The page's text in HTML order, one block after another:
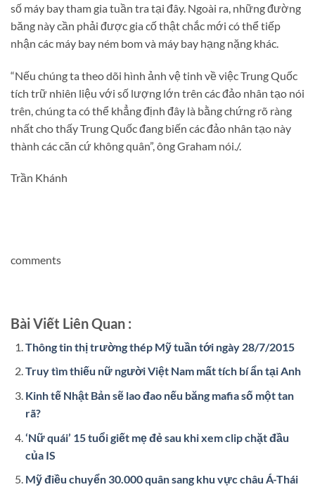
số máy bay tham gia tuần tra tại đây. Ngoài ra, những đường
băng này cần phải được gia cố thật chắc mới có thể tiếp
nhận các máy bay ném bom và máy bay hạng nặng khác.
“Nếu chúng ta theo dõi hình ảnh vệ tinh về việc Trung Quốc
tích trữ nhiên liệu với số lượng lớn trên các đảo nhân tạo nói
trên, chúng ta có thể khẳng định đây là bằng chứng rõ ràng
nhất cho thấy Trung Quốc đang biến các đảo nhân tạo này
thành các căn cứ không quân”, ông Graham nói./.
Trần Khánh
comments
Bài Viết Liên Quan :
Thông tin thị trường thép Mỹ tuần tới ngày 28/7/2015
Truy tìm thiếu nữ người Việt Nam mất tích bí ẩn tại Anh
Kinh tế Nhật Bản sẽ lao đao nếu băng mafia số một tan
rã?
‘Nữ quái’ 15 tuổi giết mẹ đẻ sau khi xem clip chặt đầu
của IS
Mỹ điều chuyển 30.000 quân sang khu vực châu Á-Thái